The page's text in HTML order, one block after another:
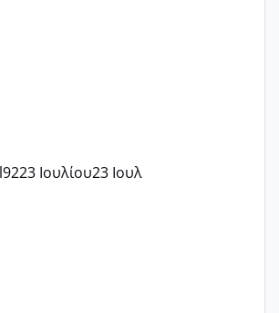
23 Ιουλίου23 Ιουλ